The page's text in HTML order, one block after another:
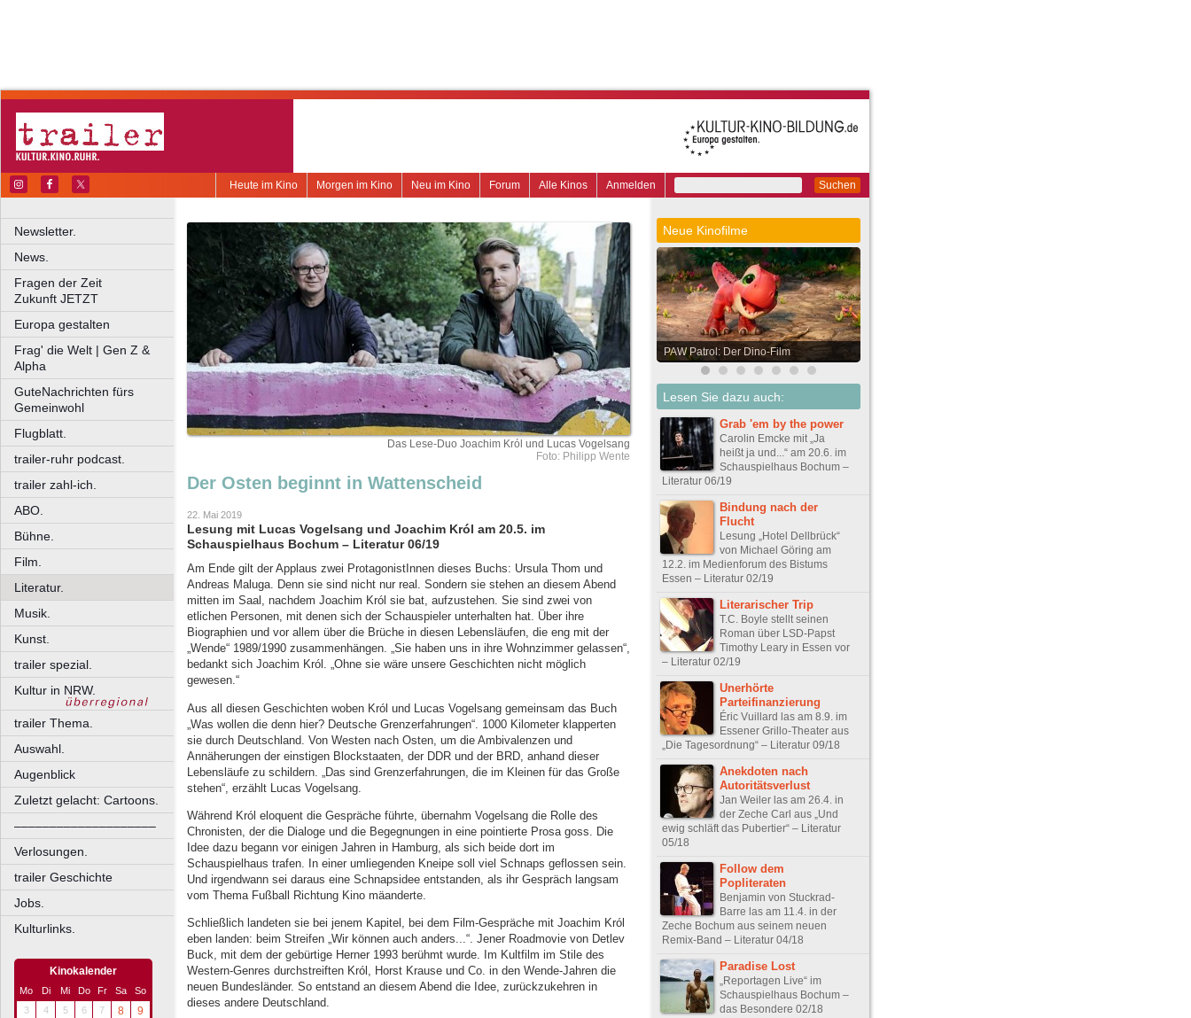
Suchen
Anmelden
Alle Kinos
Forum
Neu im Kino
Morgen im Kino
Heute im Kino
Newsletter.
News.
Fragen der Zeit
Zukunft JETZT
Europa gestalten
Frag' die Welt | Gen Z &
Alpha
GuteNachrichten fürs
Gemeinwohl
Flugblatt.
trailer-ruhr podcast.
trailer zahl-ich.
ABO.
Bühne.
Film.
Literatur.
Musik.
Kunst.
trailer spezial.
Kultur in NRW.
trailer Thema.
Auswahl.
Augenblick
Zuletzt gelacht: Cartoons.
––––––––––––––––––––
Verlosungen.
trailer Geschichte
Jobs.
Kulturlinks.
Kinokalender
Mo Di Mi Do Fr Sa
So
3
4 5 6 7 8
9
Das Lese-Duo Joachim Król und Lucas Vogelsang
Foto: Philipp Wente
Der Osten beginnt in Wattenscheid
22. Mai 2019
Lesung mit Lucas Vogelsang und Joachim Król am 20.5. im
Schauspielhaus Bochum – Literatur 06/19
Am Ende gilt der Applaus zwei ProtagonistInnen dieses Buchs: Ursula Thom und
Andreas Maluga. Denn sie sind nicht nur real. Sondern sie stehen an diesem Abend
mitten im Saal, nachdem Joachim Król sie bat, aufzustehen. Sie sind zwei von
etlichen Personen, mit denen sich der Schauspieler unterhalten hat. Über ihre
Biographien und vor allem über die Brüche in diesen Lebensläufen, die eng mit der
„Wende“ 1989/1990 zusammenhängen. „Sie haben uns in ihre Wohnzimmer gelassen“,
bedankt sich Joachim Król. „Ohne sie wäre unsere Geschichten nicht möglich
gewesen.“
Aus all diesen Geschichten woben Król und Lucas Vogelsang gemeinsam das Buch
„Was wollen die denn hier? Deutsche Grenzerfahrungen“. 1000 Kilometer klapperten
sie durch Deutschland. Von Westen nach Osten, um die Ambivalenzen und
Annäherungen der einstigen Blockstaaten, der DDR und der BRD, anhand dieser
Lebensläufe zu schildern. „Das sind Grenzerfahrungen, die im Kleinen für das Große
stehen“, erzählt Lucas Vogelsang.
Während Król eloquent die Gespräche führte, übernahm Vogelsang die Rolle des
Chronisten, der die Dialoge und die Begegnungen in eine pointierte Prosa goss. Die
Idee dazu begann vor einigen Jahren in Hamburg, als sich beide dort im
Schauspielhaus trafen. In einer umliegenden Kneipe soll viel Schnaps geflossen sein.
Und irgendwann sei daraus eine Schnapsidee entstanden, als ihr Gespräch langsam
vom Thema Fußball Richtung Kino mäanderte.
Schließlich landeten sie bei jenem Kapitel, bei dem Film-Gespräche mit Joachim Król
eben landen: beim Streifen „Wir können auch anders...“. Jener Roadmovie von Detlev
Buck, mit dem der gebürtige Herner 1993 berühmt wurde. Im Kultfilm im Stile des
Western-Genres durchstreiften Król, Horst Krause und Co. in den Wende-Jahren die
neuen Bundesländer. So entstand an diesem Abend die Idee, zurückzukehren in
dieses andere Deutschland.
Neue Kinofilme
PAW Patrol: Der Dino-Film
Lesen Sie dazu auch:
Grab 'em by the power
Carolin Emcke mit „Ja
heißt ja und...“ am 20.6. im
Schauspielhaus Bochum –
Literatur 06/19
Bindung nach der
Flucht
Lesung „Hotel Dellbrück“
von Michael Göring am
12.2. im Medienforum des Bistums
Essen – Literatur 02/19
Literarischer Trip
T.C. Boyle stellt seinen
Roman über LSD-Papst
Timothy Leary in Essen vor
– Literatur 02/19
Unerhörte
Parteifinanzierung
Éric Vuillard las am 8.9. im
Essener Grillo-Theater aus
„Die Tagesordnung“ – Literatur 09/18
Anekdoten nach
Autoritätsverlust
Jan Weiler las am 26.4. in
der Zeche Carl aus „Und
ewig schläft das Pubertier“ – Literatur
05/18
Follow dem
Popliteraten
Benjamin von Stuckrad-
Barre las am 11.4. in der
Zeche Bochum aus seinem neuen
Remix-Band – Literatur 04/18
Paradise Lost
„Reportagen Live“ im
Schauspielhaus Bochum –
das Besondere 02/18